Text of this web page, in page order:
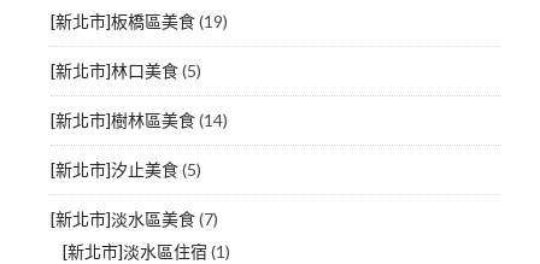
[新北市]板橋區美食(19)
[新北市]林口美食(5)
[新北市]樹林區美食(14)
[新北市]汐止美食(5)
[新北市]淡水區美食(7)
[新北市]淡水區住宿 (1)